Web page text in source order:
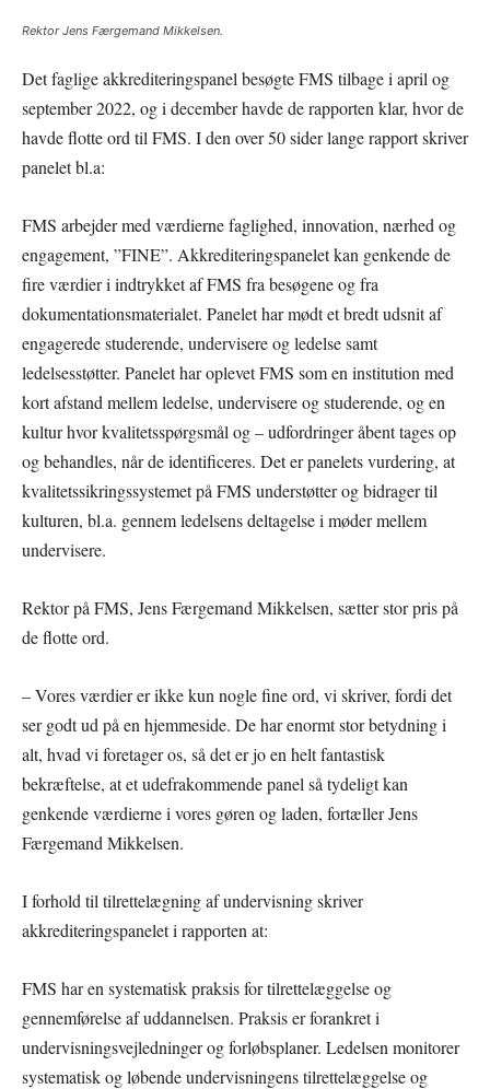
Rektor Jens Færgemand Mikkelsen.
Det faglige akkrediteringspanel besøgte FMS tilbage i april og
september 2022, og i december havde de rapporten klar, hvor de
havde flotte ord til FMS. I den over 50 sider lange rapport skriver
panelet bl.a:
FMS arbejder med værdierne faglighed, innovation, nærhed og
engagement, ”FINE”. Akkrediteringspanelet kan genkende de
fire værdier i indtrykket af FMS fra besøgene og fra
dokumentationsmaterialet. Panelet har mødt et bredt udsnit af
engagerede studerende, undervisere og ledelse samt
ledelsesstøtter. Panelet har oplevet FMS som en institution med
kort afstand mellem ledelse, undervisere og studerende, og en
kultur hvor kvalitetsspørgsmål og – udfordringer åbent tages op
og behandles, når de identificeres. Det er panelets vurdering, at
kvalitetssikringssystemet på FMS understøtter og bidrager til
kulturen, bl.a. gennem ledelsens deltagelse i møder mellem
undervisere.
Rektor på FMS, Jens Færgemand Mikkelsen, sætter stor pris på
de flotte ord.
– Vores værdier er ikke kun nogle fine ord, vi skriver, fordi det
ser godt ud på en hjemmeside. De har enormt stor betydning i
alt, hvad vi foretager os, så det er jo en helt fantastisk
bekræftelse, at et udefrakommende panel så tydeligt kan
genkende værdierne i vores gøren og laden, fortæller Jens
Færgemand Mikkelsen.
I forhold til tilrettelægning af undervisning skriver
akkrediteringspanelet i rapporten at:
FMS har en systematisk praksis for tilrettelæggelse og
gennemførelse af uddannelsen. Praksis er forankret i
undervisningsvejledninger og forløbsplaner. Ledelsen monitorer
systematisk og løbende undervisningens tilrettelæggelse og